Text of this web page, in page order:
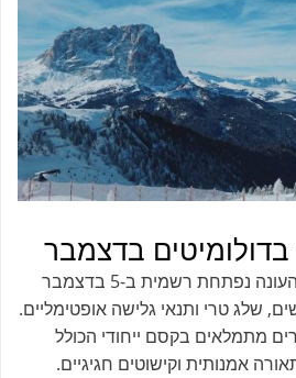
בדולומיטים בדצמבר
העונה נפתחת רשמית ב-5 בדצמבר
שלג טרי ותנאי גלישה אופטימליים.
מתמלאים בקסם ייחודי הכולל
אמנותית וקישוטים חגיגיים.